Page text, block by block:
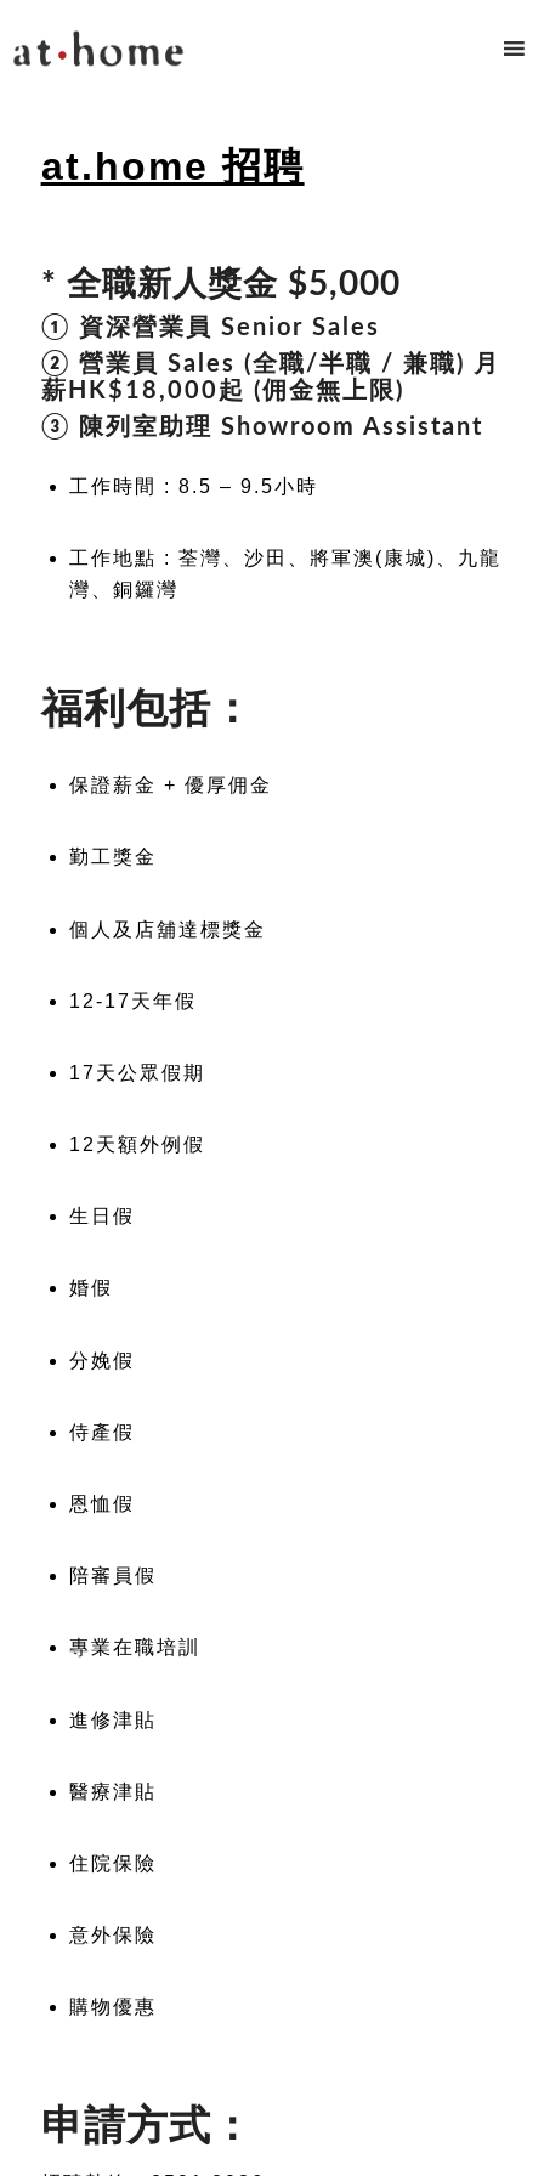
at.home 招聘
* 全職新人獎金 $5,000
① 資深營業員 Senior Sales
② 營業員 Sales (全職/半職 / 兼職) 月
薪HK$18,000起 (佣金無上限)
③ 陳列室助理 Showroom Assistant
工作時間 : 8.5 – 9.5小時
工作地點 : 荃灣、沙田、將軍澳(康城)、九龍
灣、銅鑼灣
福利包括：
保證薪金 + 優厚佣金
勤工獎金
個人及店舖達標獎金
12-17天年假
17天公眾假期
12天額外例假
生日假
婚假
分娩假
侍產假
恩恤假
陪審員假
專業在職培訓
進修津貼
醫療津貼
住院保險
意外保險
購物優惠
申請方式：